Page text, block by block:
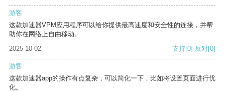
游客
这款加速器VPM应用程序可以给你提供最高速度和安全性的连接，并帮
助你在网络上自由移动。
2025-10-02
支持[0] 反对[0]
游客
这款加速器app的操作有点复杂，可以简化一下，比如将设置页面进行优
化。